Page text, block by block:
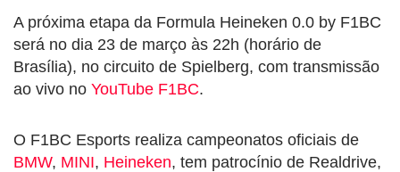
A próxima etapa da Formula Heineken 0.0 by F1BC
será no dia 23 de março às 22h (horário de
Brasília), no circuito de Spielberg, com transmissão
ao vivo no YouTube F1BC.
O F1BC Esports realiza campeonatos oficiais de
BMW, MINI, Heineken, tem patrocínio de Realdrive,